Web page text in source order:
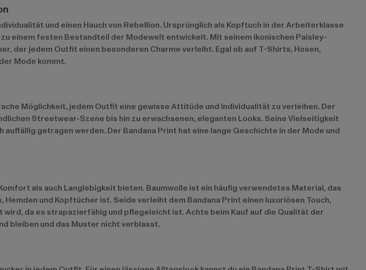
und einen Hauch von Rebellion. Ursprünglich als Kopftuch in der Arbeiterklasse
einem festen Bestandteil der Modewelt entwickelt. Mit seinem ikonischen Paisley-
der jedem Outfit einen besonderen Charme verleiht. Egal ob auf T-Shirts, Hosen,
Mode kommt.
Möglichkeit, jedem Outfit eine gewisse Attitüde und Individualität zu verleihen. Der
Streetwear-Szene bis hin zu erwachsenen, eleganten Looks. Seine Vielseitigkeit
getragen werden. Der Bandana Print hat eine lange Geschichte in der Mode und
als auch Langlebigkeit bieten. Baumwolle ist ein häufig verwendetes Material, das
und Kopftücher ist. Seide verleiht dem Bandana Print einen luxuriösen Touch,
da es strapazierfähig und pflegeleicht ist. Achte beim Kauf auf die Qualität der
bleiben und das Muster nicht verblasst.